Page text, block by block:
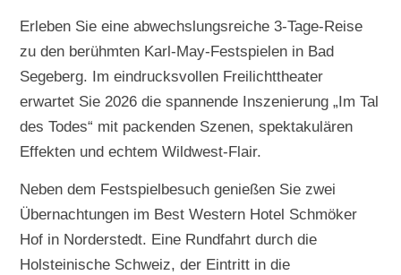
Erleben Sie eine abwechslungsreiche 3-Tage-Reise
zu den berühmten Karl-May-Festspielen in Bad
Segeberg. Im eindrucksvollen Freilichttheater
erwartet Sie 2026 die spannende Inszenierung „Im Tal
des Todes“ mit packenden Szenen, spektakulären
Effekten und echtem Wildwest-Flair.
Neben dem Festspielbesuch genießen Sie zwei
Übernachtungen im Best Western Hotel Schmöker
Hof in Norderstedt. Eine Rundfahrt durch die
Holsteinische Schweiz, der Eintritt in die